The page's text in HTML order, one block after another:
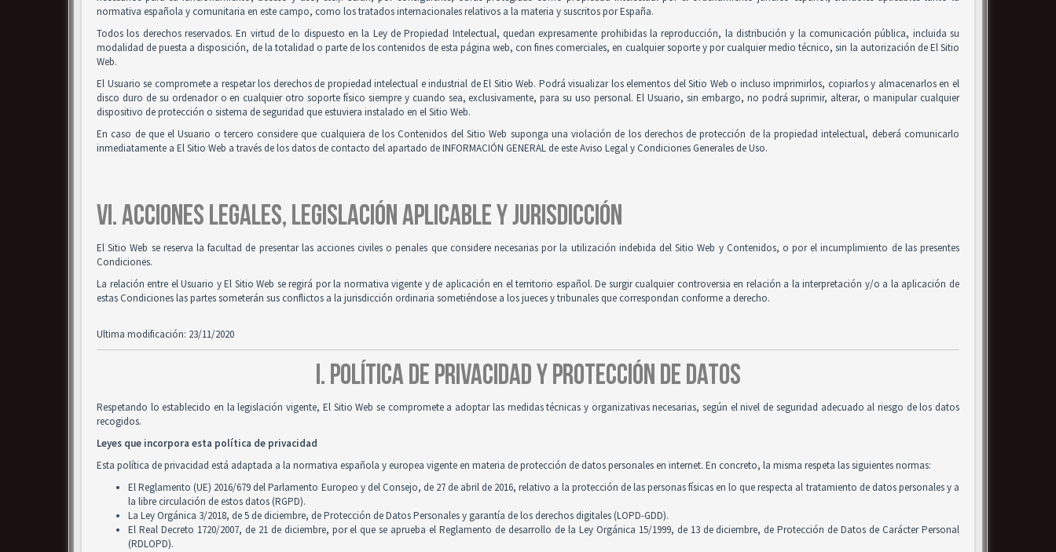
normativa española y comunitaria en este campo, como los tratados internacionales relativos a la materia y suscritos por España.
Todos los derechos reservados. En virtud de lo dispuesto en la Ley de Propiedad Intelectual, quedan expresamente prohibidas la reproducción, la distribución y la comunicación pública, incluida su
modalidad de puesta a disposición, de la totalidad o parte de los contenidos de esta página web, con fines comerciales, en cualquier soporte y por cualquier medio técnico, sin la autorización de El Sitio
Web.
El Usuario se compromete a respetar los derechos de propiedad intelectual e industrial de El Sitio Web. Podrá visualizar los elementos del Sitio Web o incluso imprimirlos, copiarlos y almacenarlos en el
disco duro de su ordenador o en cualquier otro soporte físico siempre y cuando sea, exclusivamente, para su uso personal. El Usuario, sin embargo, no podrá suprimir, alterar, o manipular cualquier
dispositivo de protección o sistema de seguridad que estuviera instalado en el Sitio Web.
En caso de que el Usuario o tercero considere que cualquiera de los Contenidos del Sitio Web suponga una violación de los derechos de protección de la propiedad intelectual, deberá comunicarlo
inmediatamente a El Sitio Web a través de los datos de contacto del apartado de INFORMACIÓN GENERAL de este Aviso Legal y Condiciones Generales de Uso.
VI. ACCIONES LEGALES, LEGISLACIÓN APLICABLE Y JURISDICCIÓN
El Sitio Web se reserva la facultad de presentar las acciones civiles o penales que considere necesarias por la utilización indebida del Sitio Web y Contenidos, o por el incumplimiento de las presentes
Condiciones.
La relación entre el Usuario y El Sitio Web se regirá por la normativa vigente y de aplicación en el territorio español. De surgir cualquier controversia en relación a la interpretación y/o a la aplicación de
estas Condiciones las partes someterán sus conflictos a la jurisdicción ordinaria sometiéndose a los jueces y tribunales que correspondan conforme a derecho.
Ultima modificación: 23/11/2020
I. POLÍTICA DE PRIVACIDAD Y PROTECCIÓN DE DATOS
Respetando lo establecido en la legislación vigente, El Sitio Web se compromete a adoptar las medidas técnicas y organizativas necesarias, según el nivel de seguridad adecuado al riesgo de los datos
recogidos.
Leyes que incorpora esta política de privacidad
Esta política de privacidad está adaptada a la normativa española y europea vigente en materia de protección de datos personales en internet. En concreto, la misma respeta las siguientes normas:
El Reglamento (UE) 2016/679 del Parlamento Europeo y del Consejo, de 27 de abril de 2016, relativo a la protección de las personas físicas en lo que respecta al tratamiento de datos personales y a
la libre circulación de estos datos (RGPD).
La Ley Orgánica 3/2018, de 5 de diciembre, de Protección de Datos Personales y garantía de los derechos digitales (LOPD-GDD).
El Real Decreto 1720/2007, de 21 de diciembre, por el que se aprueba el Reglamento de desarrollo de la Ley Orgánica 15/1999, de 13 de diciembre, de Protección de Datos de Carácter Personal
(RDLOPD).